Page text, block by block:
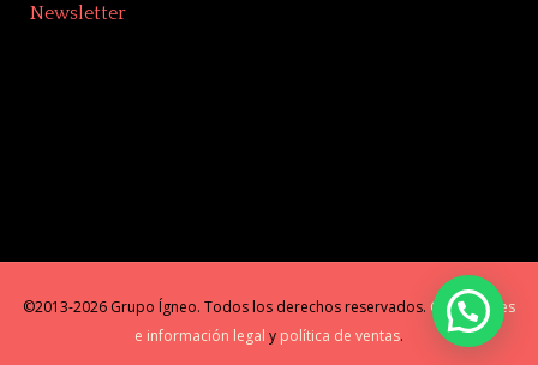
Newsletter
©2013-2026 Grupo Ígneo. Todos los derechos reservados. Condiciones
e información legal y política de ventas.